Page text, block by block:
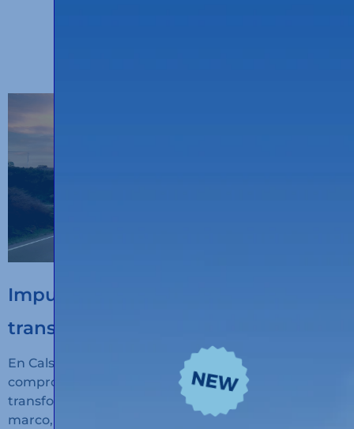
Impulsamos la digitalización del
transporte sostenible
En Calsina Carré seguimos avanzando en nuestro
compromiso con la innovación, la sostenibilidad y la
transformación digital del transporte. En este
marco, hemos recibido financiación